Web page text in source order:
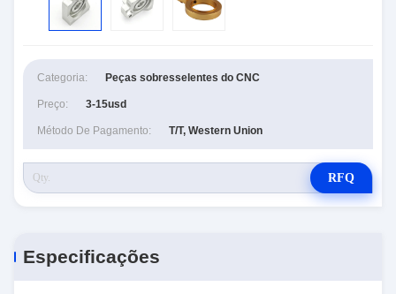
Categoria: Peças sobresselentes do CNC
Preço: 3-15usd
Método De Pagamento: T/T, Western Union
RFQ
Especificações